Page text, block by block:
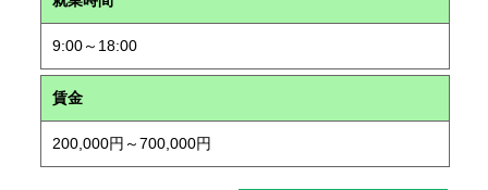
9:00～18:00
賃金
200,000円～700,000円